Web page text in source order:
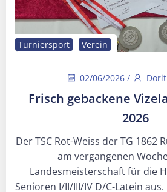
Turniersport Verein
02/06/2026 /
Frisch gebackene
2026
Der TSC Rot-Weiss der TG 1862
am vergangenen
Landesmeisterschaft für die
Senioren I/II/III/IV D/C-Latein